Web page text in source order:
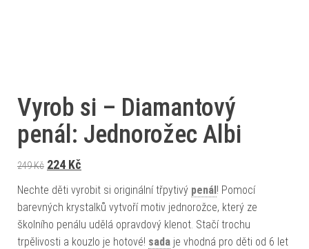
Vyrob si – Diamantový
penál: Jednorožec Albi
249Kč Původní cena byla: 249 Kč.
224 Kč
Nechte děti vyrobit si originální třpytivý penál! Pomocí
barevných krystalků vytvoří motiv jednorožce, který ze
školního penálu udělá opravdový klenot. Stačí trochu
trpělivosti a kouzlo je hotové! sada je vhodná pro děti od 6 let